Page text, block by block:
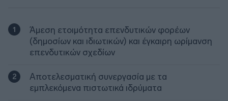
Άμεση ετοιμότητα επενδυτικών φορέων
(δημοσίων και ιδιωτικών) και έγκαιρη ωρίμανση
επενδυτικών σχεδίων
Αποτελεσματική συνεργασία με τα
εμπλεκόμενα πιστωτικά ιδρύματα